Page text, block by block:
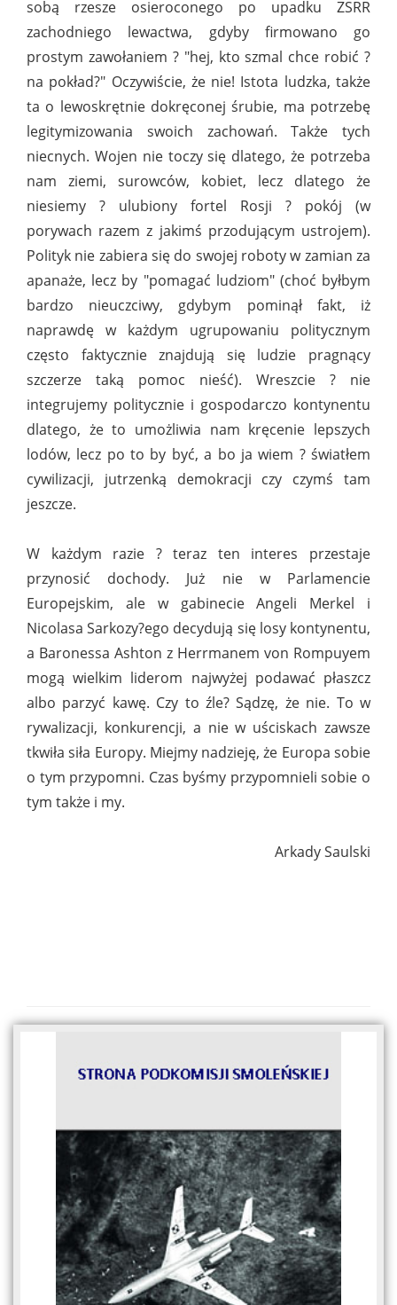
sobą rzesze osieroconego po upadku ZSRR
zachodniego lewactwa, gdyby firmowano go
prostym zawołaniem ? "hej, kto szmal chce robić ?
na pokład?" Oczywiście, że nie! Istota ludzka, także
ta o lewoskrętnie dokręconej śrubie, ma potrzebę
legitymizowania swoich zachowań. Także tych
niecnych. Wojen nie toczy się dlatego, że potrzeba
nam ziemi, surowców, kobiet, lecz dlatego że
niesiemy ? ulubiony fortel Rosji ? pokój (w
porywach razem z jakimś przodującym ustrojem).
Polityk nie zabiera się do swojej roboty w zamian za
apanaże, lecz by "pomagać ludziom" (choć byłbym
bardzo nieuczciwy, gdybym pominął fakt, iż
naprawdę w każdym ugrupowaniu politycznym
często faktycznie znajdują się ludzie pragnący
szczerze taką pomoc nieść). Wreszcie ? nie
integrujemy politycznie i gospodarczo kontynentu
dlatego, że to umożliwia nam kręcenie lepszych
lodów, lecz po to by być, a bo ja wiem ? światłem
cywilizacji, jutrzenką demokracji czy czymś tam
jeszcze.
W każdym razie ? teraz ten interes przestaje
przynosić dochody. Już nie w Parlamencie
Europejskim, ale w gabinecie Angeli Merkel i
Nicolasa Sarkozy?ego decydują się losy kontynentu,
a Baronessa Ashton z Herrmanem von Rompuyem
mogą wielkim liderom najwyżej podawać płaszcz
albo parzyć kawę. Czy to źle? Sądzę, że nie. To w
rywalizacji, konkurencji, a nie w uściskach zawsze
tkwiła siła Europy. Miejmy nadzieję, że Europa sobie
o tym przypomni. Czas byśmy przypomnieli sobie o
tym także i my.
Arkady Saulski